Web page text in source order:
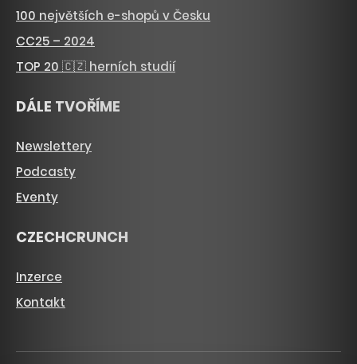
100 největších e-shopů v Česku
CC25 – 2024
TOP 20 🇨🇿 herních studií
DÁLE TVOŘÍME
Newslettery
Podcasty
Eventy
CZECHCRUNCH
Inzerce
Kontakt